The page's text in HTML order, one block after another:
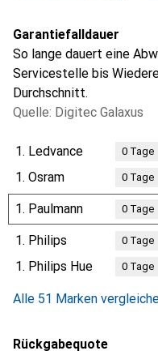
Garantiefalldauer
So lange dauert eine
Servicestelle bis
Durchschnitt.
Quelle: Digitec Galaxus
1. Ledvance 0Tage
1. Osram 0Tage
1. Paulmann 0Tage
1. Philips 0Tage
1. Philips Hue 0Tage
Alle 51 Marken
Rückgabequote